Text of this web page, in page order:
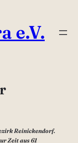
e.V.
Reinickendorf.
Zeit aus 61